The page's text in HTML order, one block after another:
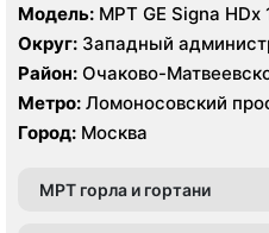
Модель: МРТ GE Signa HDx
Harmony 1.0 Т, КТ GE
среза, GE Healthcare
Hitachi Hi Vision Preirus, GE
Округ: Западный
Район: Очаково-
Метро: Ломоносовский
Славянский бульвар
Город: Москва
МРТ горла и гортани